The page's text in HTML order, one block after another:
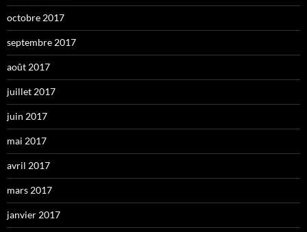
octobre 2017
septembre 2017
août 2017
juillet 2017
juin 2017
mai 2017
avril 2017
mars 2017
janvier 2017